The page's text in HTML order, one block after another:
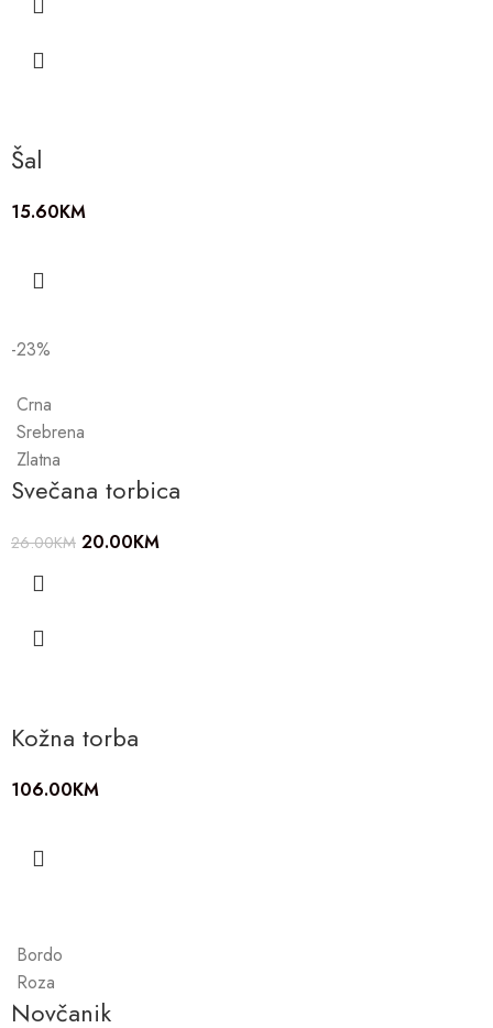
Šal
15.60KM
-23%
Crna
Srebrena
Zlatna
Svečana torbica
26.00KM 20.00KM
Kožna torba
106.00KM
Bordo
Roza
Novčanik